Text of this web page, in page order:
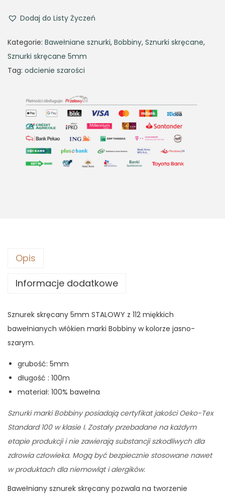
n
l
p
r
c
e
w
a
s
ł
p
e
i
s
:
3
Dodaj do Listy Życzeń
Kategorie: Bawełniane sznurki, Bobbiny, Sznurki skręcane,
Sznurki skręcane 5mm
Tag: odcienie szarości
Opis
Informacje dodatkowe
Sznurek skręcany 5mm STALOWY z 112 miękkich
bawełnianych włókien marki Bobbiny w kolorze jasno-
szarym.
grubość: 5mm
długość : 100m
materiał: 100% bawełna
Sznurki marki Bobbiny posiadają certyfikat jakości Oeko-Tex
Standard 100 w klasie I. Zostały przebadane na każdym
etapie produkcji i nie zawierają substancji szkodliwych dla
zdrowia człowieka. Mogą być bezpiecznie stosowane nawet
w produktach dla niemowląt i alergików.
Bawełniany sznurek skręcany pozwala na tworzenie